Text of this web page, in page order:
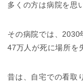
多くの方は病院を思
その病院では、2030
47万人が死に場所を
昔は、自宅での看取